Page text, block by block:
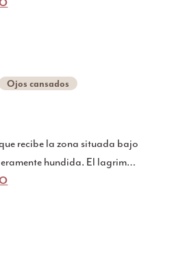
Ojos cansados
recibe la zona situada bajo
hundida. El lagrimal.
clínica de Gotemburgo para